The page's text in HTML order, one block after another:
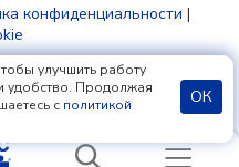
конфиденциальности |
18+
улучшить работу
удобство. Продолжая
с политикой
ОК